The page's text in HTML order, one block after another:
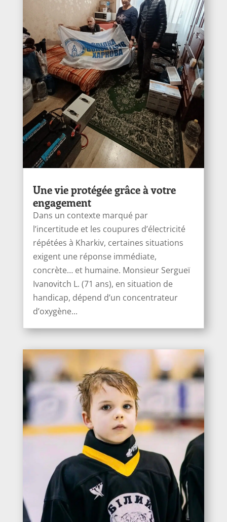
Une vie protégée grâce à votre
engagement
Dans un contexte marqué par
l’incertitude et les coupures d’électricité
répétées à Kharkiv, certaines situations
exigent une réponse immédiate,
concrète… et humaine. Monsieur Sergueï
Ivanоvitch L. (71 ans), en situation de
handicap, dépend d’un concentrateur
d’oxygène...